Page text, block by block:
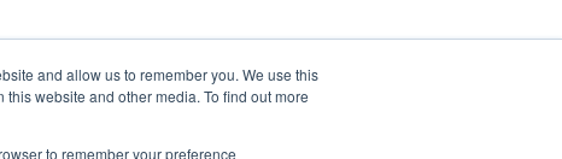
and allow us to remember you. We use this
website and other media. To find out more
to remember your preference